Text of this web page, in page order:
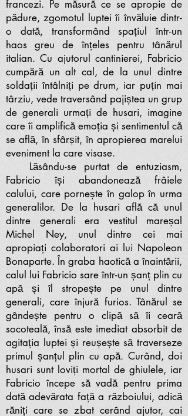
francezi. Pe măsură ce se apropie de
pădure, zgomotul luptei îi învăluie dintr-
o dată, transformând spațiul într-un
haos greu de înțeles pentru tânărul
italian. Cu ajutorul cantinierei, Fabricio
cumpără un alt cal, de la unul dintre
soldații întâlniți pe drum, iar puțin mai
târziu, vede traversând pajiștea un grup
de generali urmați de husari, imagine
care îi amplifică emoția și sentimentul că
se află, în sfârșit, în apropierea marelui
eveniment la care visase.
Lăsându-se purtat de entuziasm,
Fabricio își abandonează frâiele
calului, care pornește în galop în urma
generalilor. De la husari află că unul
dintre generali era vestitul mareșal
Michel Ney, unul dintre cei mai
apropiați colaboratori ai lui Napoleon
Bonaparte. În graba haotică a înaintării,
calul lui Fabricio sare într-un șanț plin cu
apă și îl stropește pe unul dintre
generali, care înjură furios. Tânărul se
gândește pentru o clipă să îi ceară
socoteală, însă este imediat absorbit de
agitația luptei și reușește să traverseze
primul șanțul plin cu apă. Curând, doi
husari sunt loviți mortal de ghiulele, iar
Fabricio începe să vadă pentru prima
dată adevărata față a războiului, adică
răniți care se zbat cerând ajutor, cai